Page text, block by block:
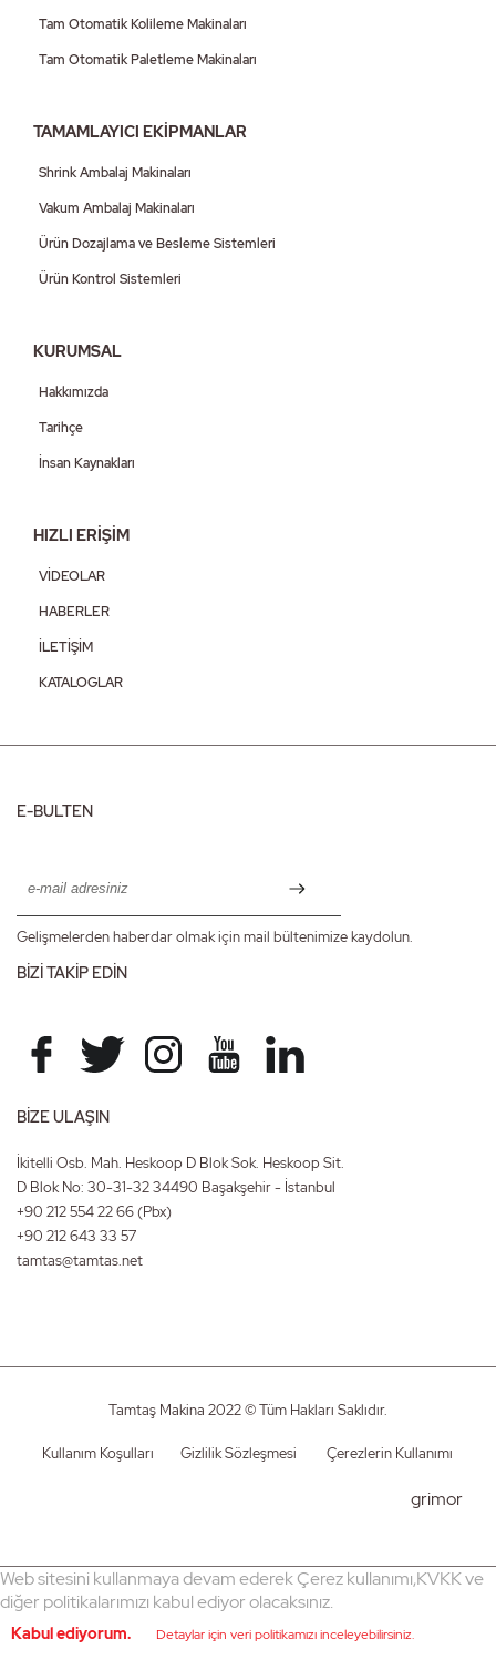
Tam Otomatik Kolileme Makinaları
Tam Otomatik Paletleme Makinaları
TAMAMLAYICI EKİPMANLAR
Shrink Ambalaj Makinaları
Vakum Ambalaj Makinaları
Ürün Dozajlama ve Besleme Sistemleri
Ürün Kontrol Sistemleri
KURUMSAL
Hakkımızda
Tarihçe
İnsan Kaynakları
HIZLI ERİŞİM
VİDEOLAR
HABERLER
İLETİŞİM
KATALOGLAR
E-BULTEN
Gelişmelerden haberdar olmak için mail bültenimize kaydolun.
BİZİ TAKİP EDİN
BİZE ULAŞIN
İkitelli Osb. Mah. Heskoop D Blok Sok. Heskoop Sit.
D Blok No: 30-31-32 34490 Başakşehir - İstanbul
+90 212 554 22 66(Pbx)
+90 212 643 33 57
tamtas@tamtas.net
Tamtaş Makina 2022 © Tüm Hakları Saklıdır.
Kullanım Koşulları Gizlilik Sözleşmesi Çerezlerin Kullanımı
grimor
Web sitesini kullanmaya devam ederek Çerez kullanımı,KVKK ve
diğer politikalarımızı kabul ediyor olacaksınız.
Kabul ediyorum. Detaylar için veri politikamızı inceleyebilirsiniz.